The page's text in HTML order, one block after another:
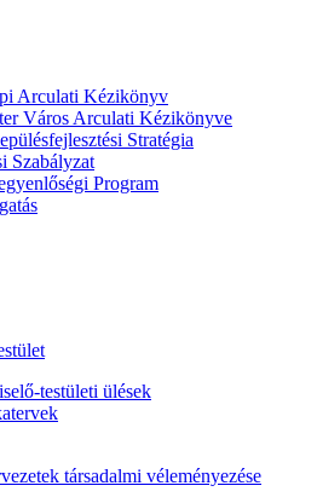
Arculati Kézikönyv
Város Arculati Kézikönyve
Stratégia
Szabályzat
Program
testületi ülések
társadalmi véleményezése